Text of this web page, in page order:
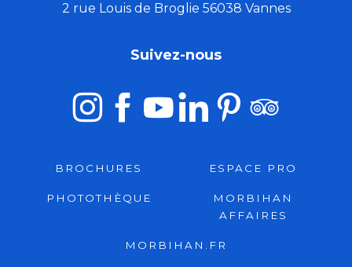
2 rue Louis de Broglie 56038 Vannes
Suivez-nous
BROCHURES ESPACE PRO
PHOTOTHÈQUE
MORBIHAN
AFFAIRES
MORBIHAN.FR